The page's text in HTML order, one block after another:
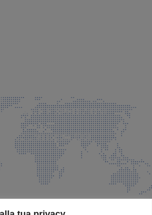
E SPEDIZIONI
32 Grassobbio (BG)
SITE MAP